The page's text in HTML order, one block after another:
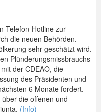
Telefon-Hotline zur
die neuen Behörden.
sehr geschätzt wird.
Plünderungsmissbrauchs
der CDEAO, die
des Präsidenten und
6 Monate fordert.
die offenen und
(Info)